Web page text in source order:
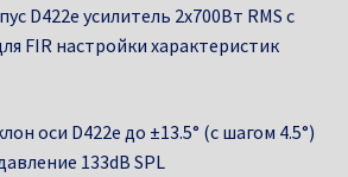
D422e усилитель 2х700Вт RMS с
FIR настройки характеристик
оси D422e до ±13.5° (с шагом 4.5°)
133dB SPL